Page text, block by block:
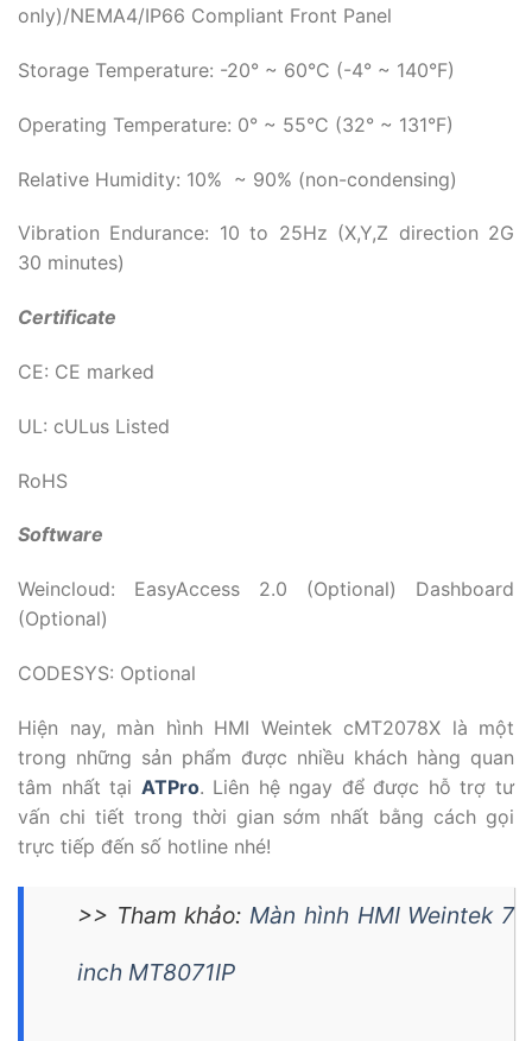
only)/NEMA4/IP66 Compliant Front Panel
Storage Temperature: -20° ~ 60°C (-4° ~ 140°F)
Operating Temperature: 0° ~ 55°C (32° ~ 131°F)
Relative Humidity: 10% ~ 90% (non-condensing)
Vibration Endurance: 10 to 25Hz (X,Y,Z direction 2G
30 minutes)
Certificate
CE: CE marked
UL: cULus Listed
RoHS
Software
Weincloud: EasyAccess 2.0 (Optional) Dashboard
(Optional)
CODESYS: Optional
Hiện nay, màn hình HMI Weintek cMT2078X là một
trong những sản phẩm được nhiều khách hàng quan
tâm nhất tại ATPro. Liên hệ ngay để được hỗ trợ tư
vấn chi tiết trong thời gian sớm nhất bằng cách gọi
trực tiếp đến số hotline nhé!
>> Tham khảo: Màn hình HMI Weintek 7
inch MT8071IP